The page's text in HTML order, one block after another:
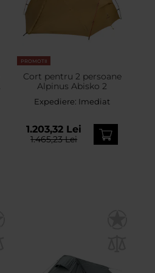
PROMOTII
Cort pentru 2 persoane
Alpinus Abisko 2
Expediere: Imediat
1.203,32 Lei
1.465,23 Lei